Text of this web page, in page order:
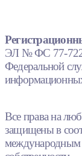
ЭЛ № ФС 77-
Федеральной
Все права на
защищены в
международным